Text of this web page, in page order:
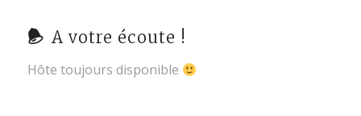
A votre écoute !
Hôte toujours disponible